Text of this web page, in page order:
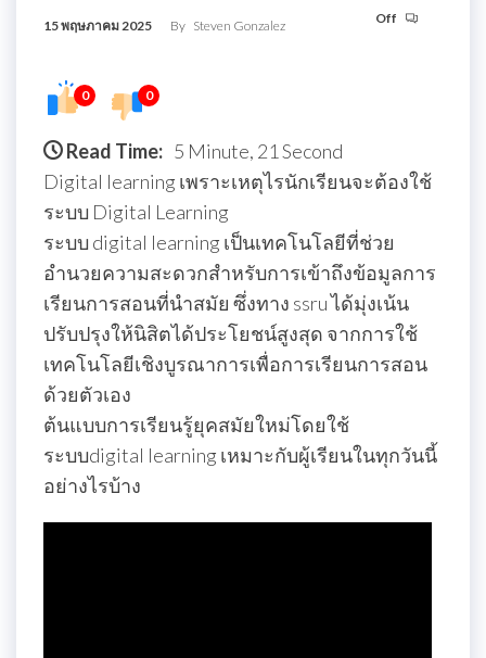
15 พฤษภาคม 2025 By Steven Gonzalez Off
0 0
Read Time: 5 Minute, 21 Second
Digital learning เพราะเหตุไรนักเรียนจะต้องใช้
ระบบ Digital Learning
ระบบ digital learning เป็นเทคโนโลยีที่ช่วย
อำนวยความสะดวกสำหรับการเข้าถึงข้อมูลการ
เรียนการสอนที่นำสมัย ซึ่งทาง ssru ได้มุ่งเน้น
ปรับปรุงให้นิสิตได้ประโยชน์สูงสุด จากการใช้
เทคโนโลยีเชิงบูรณาการเพื่อการเรียนการสอน
ด้วยตัวเอง
ต้นแบบการเรียนรู้ยุคสมัยใหม่โดยใช้
ระบบdigital learning เหมาะกับผู้เรียนในทุกวันนี้
อย่างไรบ้าง